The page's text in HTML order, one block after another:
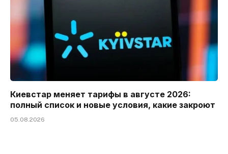
Киевстар меняет тарифы в августе 2026:
полный список и новые условия, какие закроют
05.08.2026